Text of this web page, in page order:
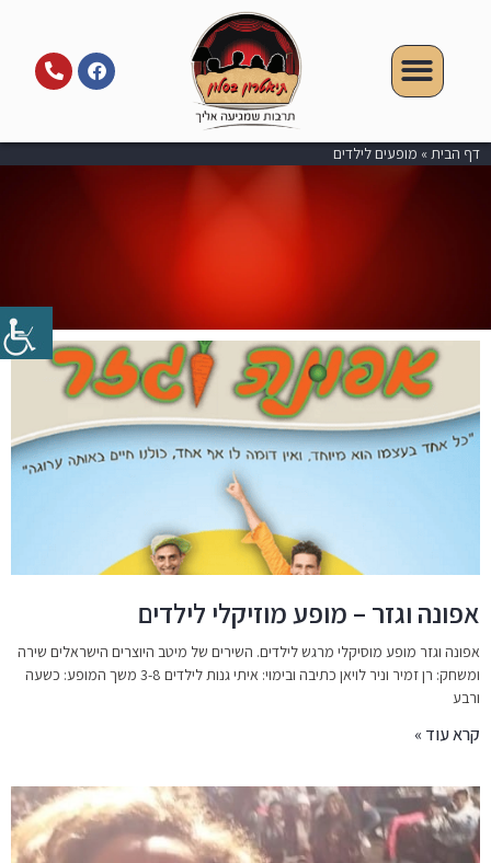
דף הבית» מופעים לילדים
אפונה וגזר – מופע מוזיקלי לילדים
אפונה וגזר מופע מוסיקלי מרגש לילדים. השירים של מיטב היוצרים הישראלים שירה
ומשחק: רן זמיר וניר לויאן כתיבה ובימוי: איתי גנות לילדים 3-8 משך המופע: כשעה
ורבע
קרא עוד »